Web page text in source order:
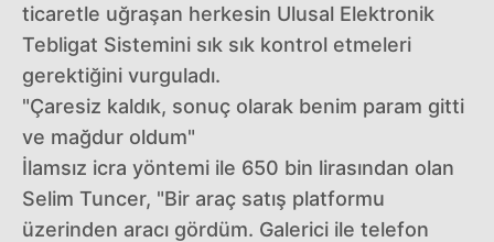
ticaretle uğraşan herkesin Ulusal Elektronik
Tebligat Sistemini sık sık kontrol etmeleri
gerektiğini vurguladı.
"Çaresiz kaldık, sonuç olarak benim param gitti
ve mağdur oldum"
İlamsız icra yöntemi ile 650 bin lirasından olan
Selim Tuncer, "Bir araç satış platformu
üzerinden aracı gördüm. Galerici ile telefon